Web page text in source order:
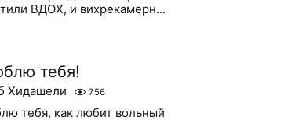
ВДОХ, и вихрекамерн...
тебя!
Хидашели 756
тебя, как любит вольный